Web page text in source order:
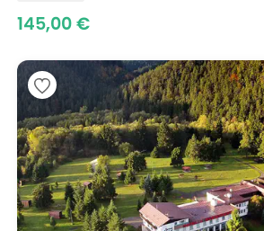
145,00 €